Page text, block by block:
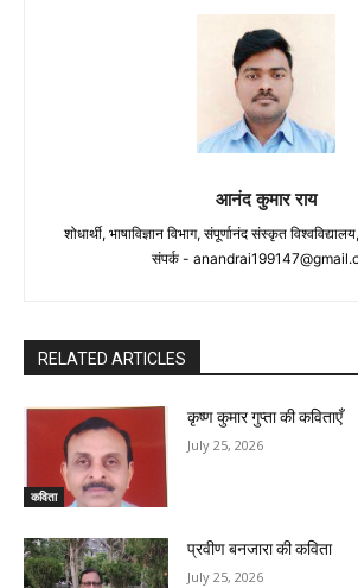
आनंद कुमार राय
शोधार्थी, भाषाविज्ञान विभाग, संपूर्णानंद संस्कृत
संपर्क -
RELATED ARTICLES
कविता
कृष्ण कुमार गुप्ता की कविताएँ
July 25, 2026
प्रवीण बनजारा की कविता
July 25, 2026